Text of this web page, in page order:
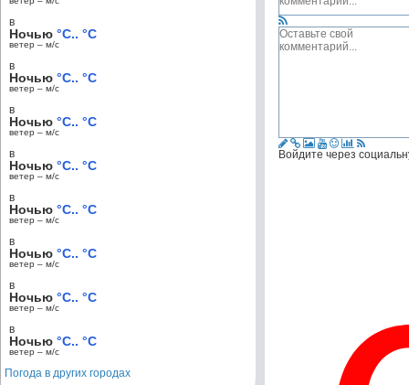
Войдите через
в
Ночью °C.. °C
ветер – м/c
в
Ночью °C.. °C
ветер – м/c
в
Ночью °C.. °C
ветер – м/c
в
Ночью °C.. °C
ветер – м/c
в
Ночью °C.. °C
ветер – м/c
в
Ночью °C.. °C
ветер – м/c
в
Ночью °C.. °C
ветер – м/c
в
Ночью °C.. °C
ветер – м/c
Погода в других городах